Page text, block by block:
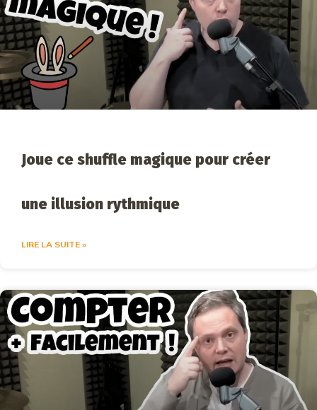
Joue ce shuffle magique pour créer
une illusion rythmique
LIRE LA SUITE »